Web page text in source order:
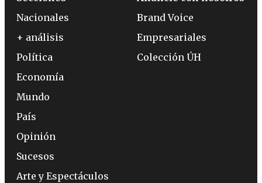
Nacionales
+ análisis
Política
Economía
Mundo
País
Opinión
Sucesos
Arte y Espectáculos
Brand Voice
Empresariales
Colección ÚH